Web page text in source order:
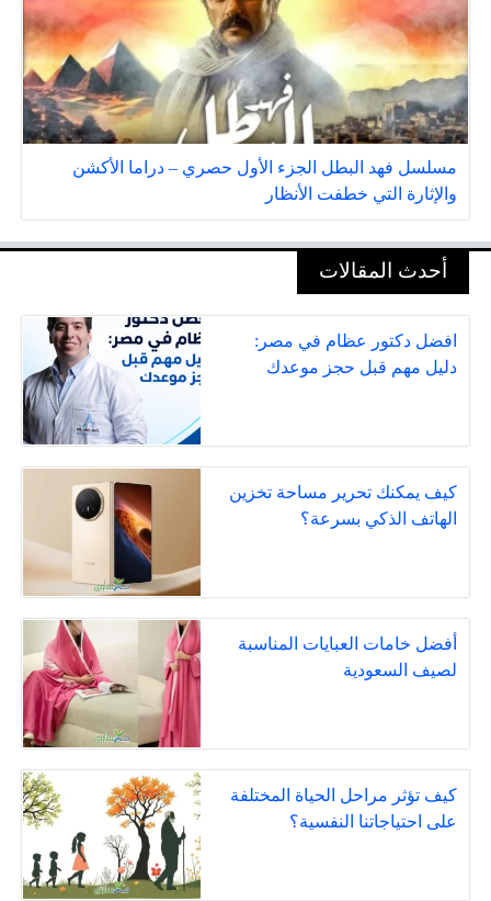
مسلسل فهد البطل الجزء الأول حصري – دراما الأكشن
والإثارة التي خطفت الأنظار
أحدث المقالات
افضل دكتور عظام في مصر:
دليل مهم قبل حجز موعدك
كيف يمكنك تحرير مساحة تخزين
الهاتف الذكي بسرعة؟
أفضل خامات العبايات المناسبة
لصيف السعودية
كيف تؤثر مراحل الحياة المختلفة
على احتياجاتنا النفسية؟